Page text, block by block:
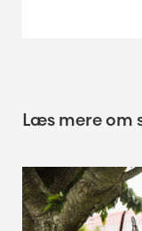
Læs mere om